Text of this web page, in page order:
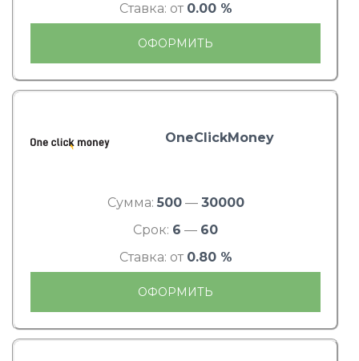
Ставка: от 0.00 %
ОФОРМИТЬ
OneClickMoney
Сумма: 500— 30000
Срок: 6 — 60
Ставка: от 0.80 %
ОФОРМИТЬ